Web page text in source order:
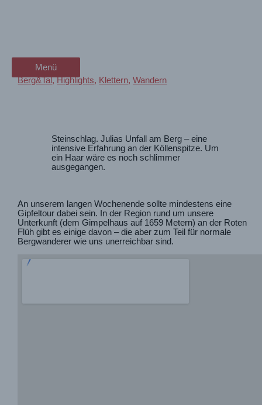
Menü
Menü
Berg&Tal,Highlights, Klettern,Wandern
Steinschlag. Julias Unfall am Berg – eine
intensive Erfahrung an der Köllenspitze. Um
ein Haar wäre es noch schlimmer
ausgegangen.
An unserem langen Wochenende sollte mindestens eine
Gipfeltour dabei sein. In der Region rund um unsere
Unterkunft (dem Gimpelhaus auf 1659 Metern) an der Roten
Flüh gibt es einige davon – die aber zum Teil für normale
Bergwanderer wie uns unerreichbar sind.